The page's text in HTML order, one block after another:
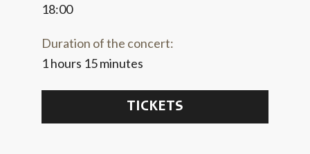
18:00
Duration of the concert:
1 hours 15 minutes
TICKETS